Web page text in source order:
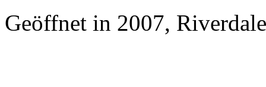
Geöffnet in 2007,